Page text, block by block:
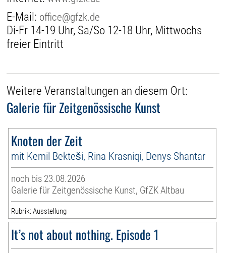
E-Mail: office@gfzk.de
Di-Fr 14-19 Uhr, Sa/So 12-18 Uhr, Mittwochs
freier Eintritt
Weitere Veranstaltungen an diesem Ort:
Galerie für Zeitgenössische Kunst
Knoten der Zeit
mit Kemil Bekteši, Rina Krasniqi, Denys Shantar
noch bis 23.08.2026
Galerie für Zeitgenössische Kunst, GfZK Altbau
Rubrik: Ausstellung
It’s not about nothing. Episode 1